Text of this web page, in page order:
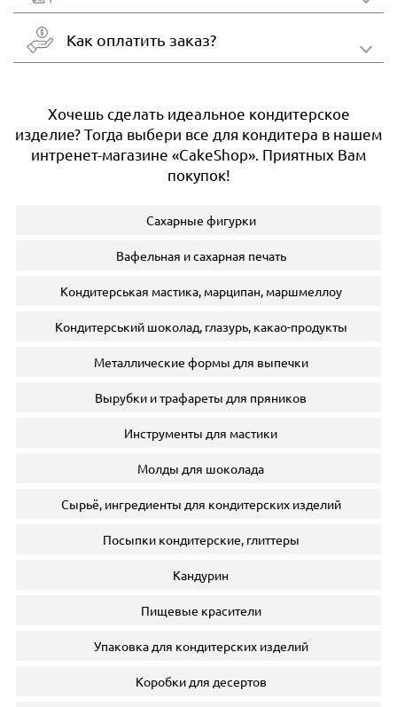
Как оплатить заказ?
Хочешь сделать идеальное кондитерское
изделие? Тогда выбери все для кондитера в нашем
интренет-магазине «CakeShop». Приятных Вам
покупок!
Сахарные фигурки
Вафельная и сахарная печать
Кондитерськая мастика, марципан, маршмеллоу
Кондитерський шоколад, глазурь, какао-продукты
Металлические формы для выпечки
Вырубки и трафареты для пряников
Инструменты для мастики
Молды для шоколада
Сырьё, ингредиенты для кондитерских изделий
Посыпки кондитерские, глиттеры
Кандурин
Пищевые красители
Упаковка для кондитерских изделий
Коробки для десертов